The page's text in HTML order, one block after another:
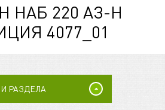
НАБ 220 АЗ-Н
4077_01
РАЗДЕЛА